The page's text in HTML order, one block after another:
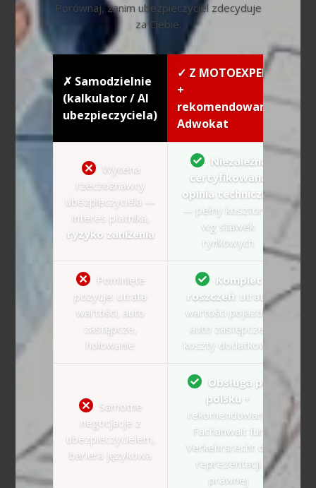
Porównaj, zanim ubezpieczyciel zdecyduje
za Ciebie.
✗ Samodzielnie
(kalkulator / AI
ubezpieczyciela)
✓ Z MOTOEXPERT
+
rekomendowany
Adwokat
Wycena
rzeczoznawcy
ubezpieczyciela —
interes płatnika,
ryzyko zaniżenia
Niezależna
certyfikowana
opinia techniczna
— pełny kosztorys
wg stawek
rynkowych
Pominięte
pozycje: utrata
wartości, auto
zastępcze,
holowanie
Komplet
roszczeń : utrata
wartości pojazdu,
auto zastępcze,
koszty dodatkowe
Samotne
negocjacje z
ubezpieczycielem,
bariera językowa
Obsługa po
polsku +
rekomendowany
Fachanwalt für
Verkehrsrecht do
reprezentacji
prawnej